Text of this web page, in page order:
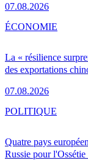
07.08.2026
La « résilience
des exportations
07.08.2026
ÉCONOMIE
Quatre pays
Russie pour l'Ossétie
POLITIQUE